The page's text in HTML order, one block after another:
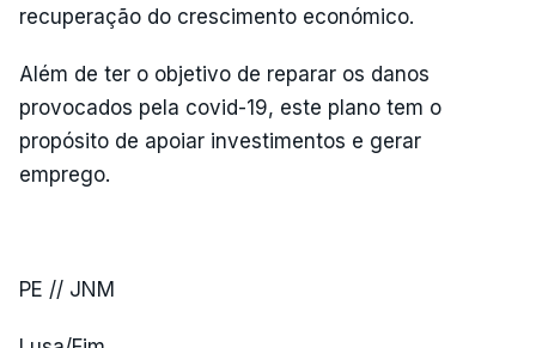
recuperação do crescimento económico.
Além de ter o objetivo de reparar os danos
provocados pela covid-19, este plano tem o
propósito de apoiar investimentos e gerar
emprego.
PE // JNM